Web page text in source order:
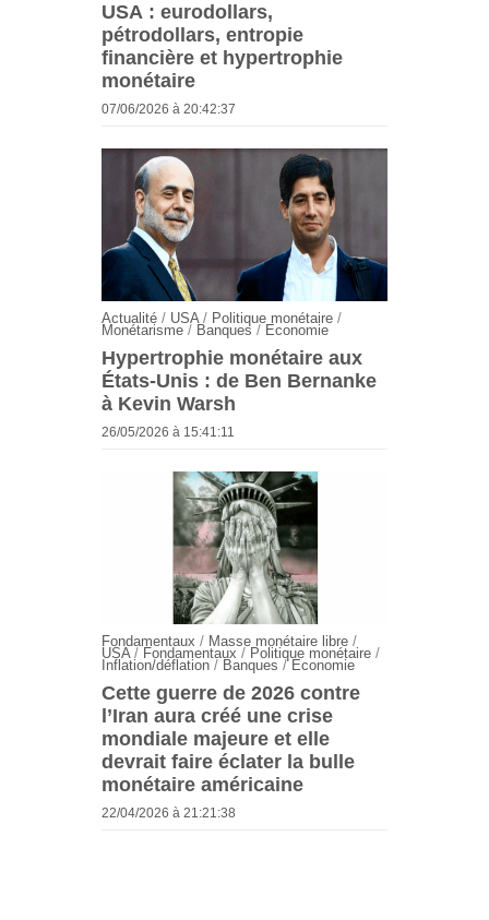
USA : eurodollars,
pétrodollars, entropie
financière et hypertrophie
monétaire
07/06/2026 à 20:42:37
Actualité/ USA/ Politique monétaire/
Monétarisme/ Banques / Economie
Hypertrophie monétaire aux
États-Unis : de Ben Bernanke
à Kevin Warsh
26/05/2026 à 15:41:11
Fondamentaux / Masse monétaire libre/
USA/ Fondamentaux / Politique monétaire/
Inflation/déflation/ Banques / Economie
Cette guerre de 2026 contre
l’Iran aura créé une crise
mondiale majeure et elle
devrait faire éclater la bulle
monétaire américaine
22/04/2026 à 21:21:38